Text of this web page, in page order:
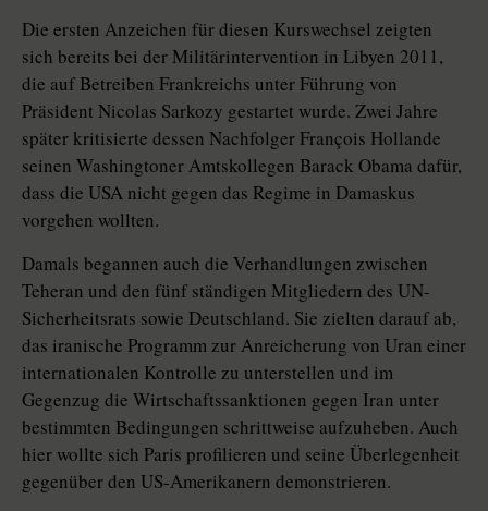
Die ersten Anzeichen für diesen Kurswechsel zeigten
sich bereits bei der Militärintervention in Libyen 2011,
die auf Betreiben Frankreichs unter Führung von
Präsident Nicolas Sarkozy gestartet wurde. Zwei Jahre
später kritisierte dessen Nachfolger François Hollande
seinen Washingtoner Amtskollegen Barack Obama dafür,
dass die USA nicht gegen das Regime in Damaskus
vorgehen wollten.
Damals begannen auch die Verhandlungen zwischen
Teheran und den fünf ständigen Mitgliedern des UN-
Sicherheitsrats sowie Deutschland. Sie zielten darauf ab,
das iranische Programm zur Anreicherung von Uran einer
internationalen Kontrolle zu unterstellen und im
Gegenzug die Wirtschaftssanktionen gegen Iran unter
bestimmten Bedingungen schrittweise aufzuheben. Auch
hier wollte sich Paris profilieren und seine Überlegenheit
gegenüber den US-Amerikanern demonstrieren.